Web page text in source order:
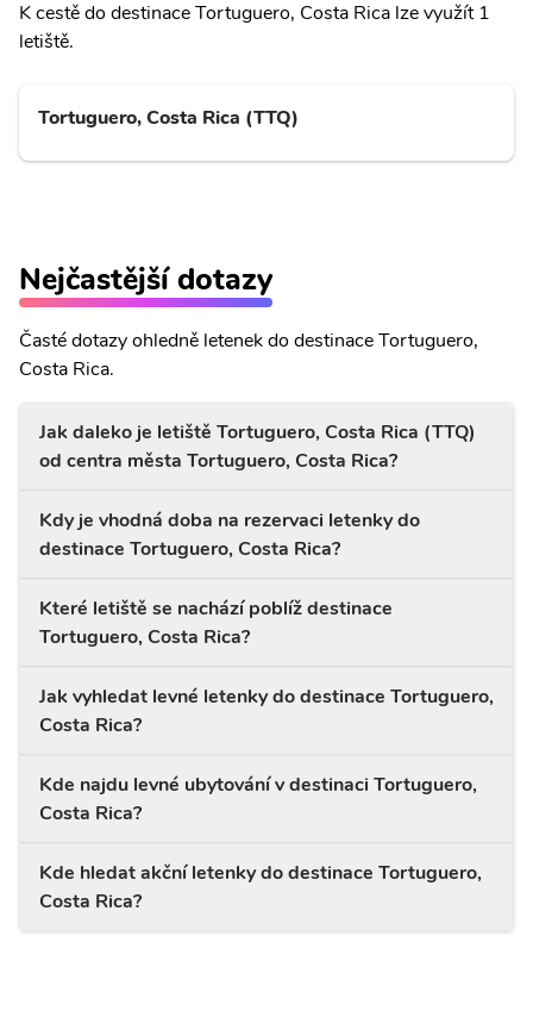
K cestě do destinace Tortuguero, Costa Rica lze využít 1
letiště.
Tortuguero, Costa Rica (TTQ)
Nejčastější dotazy
Časté dotazy ohledně letenek do destinace Tortuguero,
Costa Rica.
Jak daleko je letiště Tortuguero, Costa Rica (TTQ)
od centra města Tortuguero, Costa Rica?
Kdy je vhodná doba na rezervaci letenky do
destinace Tortuguero, Costa Rica?
Které letiště se nachází poblíž destinace
Tortuguero, Costa Rica?
Jak vyhledat levné letenky do destinace Tortuguero,
Costa Rica?
Kde najdu levné ubytování v destinaci Tortuguero,
Costa Rica?
Kde hledat akční letenky do destinace Tortuguero,
Costa Rica?